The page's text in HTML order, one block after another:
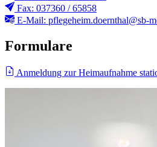
Fax: 037360 / 65858
E-Mail: pflegeheim.doernthal@sb-
Formulare
Anmeldung zur Heimaufnahme